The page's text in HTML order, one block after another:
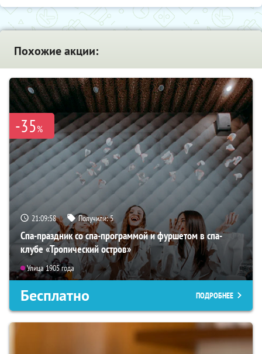
Похожие акции:
-35%
21:09:57 Получили:5
Спа-праздник со спа-программой и фуршетом в спа-
клубе «Тропический остров»
Улица 1905 года
Бесплатно ПОДРОБНЕЕ